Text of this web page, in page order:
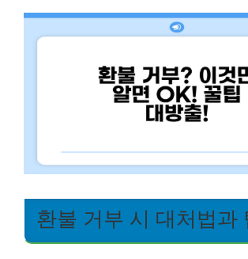
환불 거부 시 대처법과